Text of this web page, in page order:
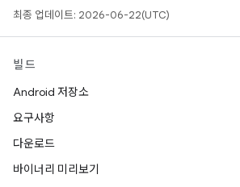
최종 업데이트: 2026-06-22(UTC)
빌드
Android 저장소
요구사항
다운로드
바이너리 미리보기